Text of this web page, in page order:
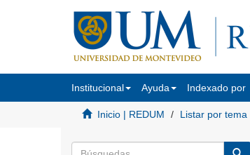
Institucional Ayuda Indexado por
Inicio | REDUM Listar por tema